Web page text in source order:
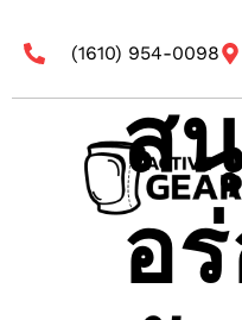
(1610) 954-0098
ส
อ